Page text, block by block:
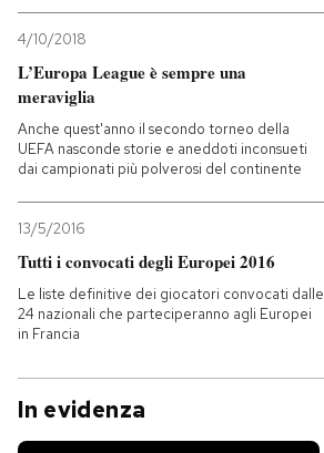
4/10/2018
L’Europa League è sempre una
meraviglia
Anche quest'anno il secondo torneo della
UEFA nasconde storie e aneddoti inconsueti
dai campionati più polverosi del continente
13/5/2016
Tutti i convocati degli Europei 2016
Le liste definitive dei giocatori convocati dalle
24 nazionali che parteciperanno agli Europei
in Francia
In evidenza